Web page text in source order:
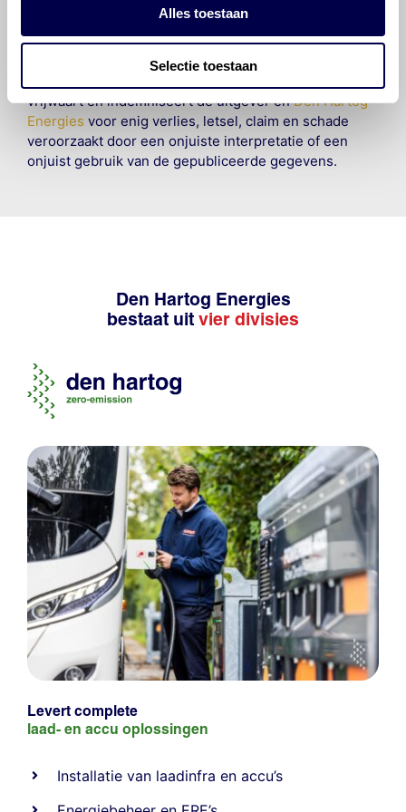
Alles toestaan
Selectie toestaan
raadplegen en te gebruiken erkent de gebruiker dat
hij/zij de ervaring, de kennis en het vermogen heeft
om de vereiste onderhoudswerkzaamheden op een
vrijwaart en indemniseert de uitgever enDen Hartog
Energies voor enig verlies, letsel, claim en schade
veroorzaakt door een onjuiste interpretatie of een
onjuist gebruik van de gepubliceerde gegevens.
Den Hartog Energies
bestaat uit vier divisies
Levert complete
laad- en accu oplossingen
Installatie van laadinfra en accu’s